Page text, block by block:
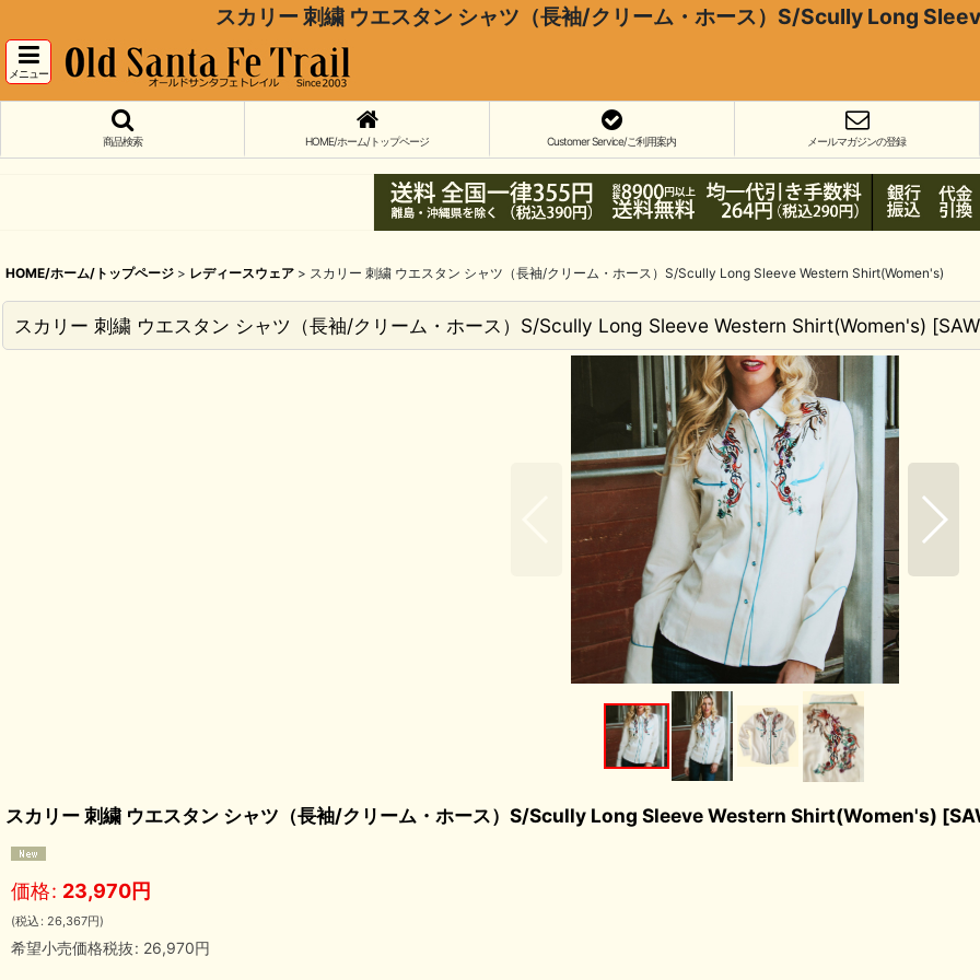
スカリー 刺繍 ウエスタン シャツ（長袖/クリーム・ホース）S/Scully Long
メニュー
商品検索 HOME/ホーム/トップページ Customer Service/ご利用案内 メールマガジンの登録
HOME/ホーム/トップページ > レディースウェア > スカリー 刺繍 ウエスタン シャツ（長袖/クリーム・ホース）S/Scully Long Sleeve Western Shirt(Women's)
スカリー 刺繍 ウエスタン シャツ（長袖/クリーム・ホース）S/Scully Long Sleeve Western Shirt(Women's) [
スカリー 刺繍 ウエスタン シャツ（長袖/クリーム・ホース）S/Scully Long Sleeve Western Shirt(Women's) [
価格: 23,970円
(税込 : 26,367円)
希望小売価格税抜: 26,970円